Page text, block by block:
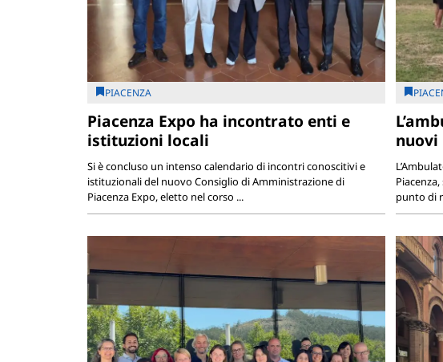
PIACENZA
Piacenza Expo ha incontrato enti e
istituzioni locali
Si è concluso un intenso calendario di incontri conoscitivi e
istituzionali del nuovo Consiglio di Amministrazione di
Piacenza Expo, eletto nel corso ...
punto di